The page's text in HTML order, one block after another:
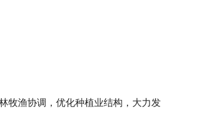
牧渔协调，优化种植业结构，大力发